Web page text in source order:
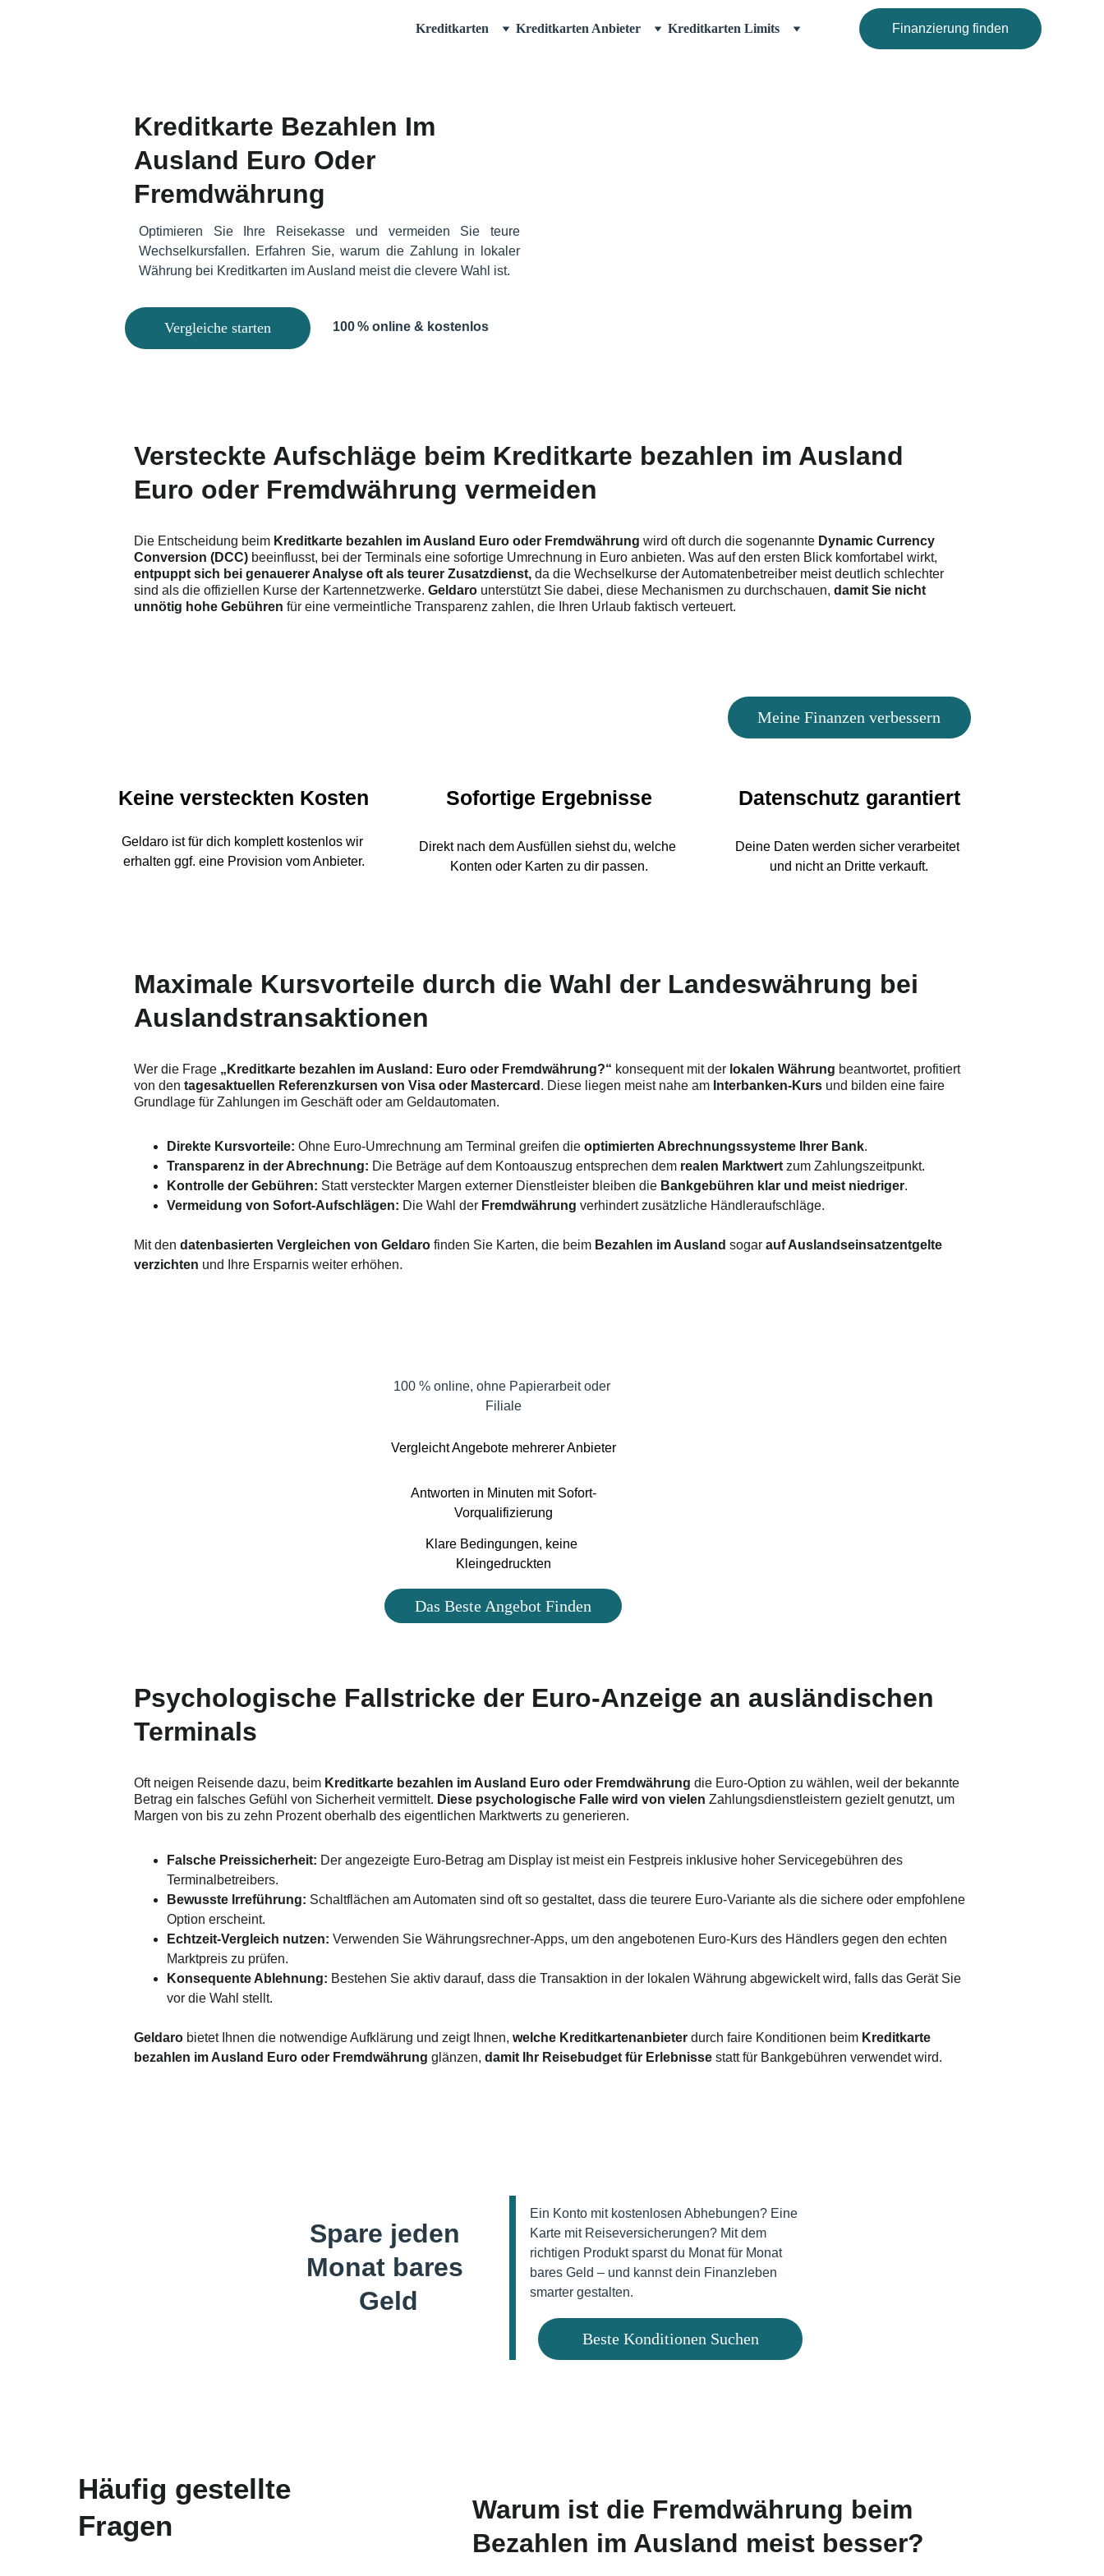
Kreditkarten Kreditkarten Anbieter Kreditkarten Limits Finanzierung finden
Kreditkarte Bezahlen Im
Ausland Euro Oder
Fremdwährung
Optimieren Sie Ihre Reisekasse und vermeiden Sie teure
Wechselkursfallen. Erfahren Sie, warum die Zahlung in lokaler
Währung bei Kreditkarten im Ausland meist die clevere Wahl ist.
Vergleiche starten 100 % online & kostenlos
Versteckte Aufschläge beim Kreditkarte bezahlen im Ausland
Euro oder Fremdwährung vermeiden
Die Entscheidung beim Kreditkarte bezahlen im Ausland Euro oder Fremdwährung wird oft durch die sogenannte Dynamic Currency
Conversion (DCC) beeinflusst, bei der Terminals eine sofortige Umrechnung in Euro anbieten. Was auf den ersten Blick komfortabel wirkt,
entpuppt sich bei genauerer Analyse oft als teurer Zusatzdienst, da die Wechselkurse der Automatenbetreiber meist deutlich schlechter
sind als die offiziellen Kurse der Kartennetzwerke. Geldaro unterstützt Sie dabei, diese Mechanismen zu durchschauen, damit Sie nicht
unnötig hohe Gebühren für eine vermeintliche Transparenz zahlen, die Ihren Urlaub faktisch verteuert.
Keine versteckten Kosten
Geldaro ist für dich komplett kostenlos wir
erhalten ggf. eine Provision vom Anbieter.
Sofortige Ergebnisse
Direkt nach dem Ausfüllen siehst du, welche
Konten oder Karten zu dir passen.
Datenschutz garantiert
Deine Daten werden sicher verarbeitet
und nicht an Dritte verkauft.
Meine Finanzen verbessern
Maximale Kursvorteile durch die Wahl der Landeswährung bei
Auslandstransaktionen
Wer die Frage „Kreditkarte bezahlen im Ausland: Euro oder Fremdwährung?“ konsequent mit der lokalen Währung beantwortet, profitiert
von den tagesaktuellen Referenzkursen von Visa oder Mastercard . Diese liegen meist nahe am Interbanken-Kurs und bilden eine faire
Grundlage für Zahlungen im Geschäft oder am Geldautomaten.
Direkte Kursvorteile: Ohne Euro-Umrechnung am Terminal greifen die optimierten Abrechnungssysteme Ihrer Bank.
Transparenz in der Abrechnung: Die Beträge auf dem Kontoauszug entsprechen dem realen Marktwert zum Zahlungszeitpunkt.
Kontrolle der Gebühren: Statt versteckter Margen externer Dienstleister bleiben die Bankgebühren klar und meist niedriger.
Vermeidung von Sofort-Aufschlägen: Die Wahl der Fremdwährung verhindert zusätzliche Händleraufschläge.
Mit den datenbasierten Vergleichen von Geldaro finden Sie Karten, die beim Bezahlen im Ausland sogar auf Auslandseinsatzentgelte
verzichten und Ihre Ersparnis weiter erhöhen.
100 % online, ohne Papierarbeit oder
Filiale
Vergleicht Angebote mehrerer Anbieter
Antworten in Minuten mit Sofort-
Vorqualifizierung
Klare Bedingungen, keine
Kleingedruckten
Das Beste Angebot Finden
Psychologische Fallstricke der Euro-Anzeige an ausländischen
Terminals
Oft neigen Reisende dazu, beim Kreditkarte bezahlen im Ausland Euro oder Fremdwährung die Euro-Option zu wählen, weil der bekannte
Betrag ein falsches Gefühl von Sicherheit vermittelt. Diese psychologische Falle wird von vielen Zahlungsdienstleistern gezielt genutzt, um
Margen von bis zu zehn Prozent oberhalb des eigentlichen Marktwerts zu generieren.
Falsche Preissicherheit: Der angezeigte Euro-Betrag am Display ist meist ein Festpreis inklusive hoher Servicegebühren des
Terminalbetreibers.
Bewusste Irreführung: Schaltflächen am Automaten sind oft so gestaltet, dass die teurere Euro-Variante als die sichere oder empfohlene
Option erscheint.
Echtzeit-Vergleich nutzen: Verwenden Sie Währungsrechner-Apps, um den angebotenen Euro-Kurs des Händlers gegen den echten
Marktpreis zu prüfen.
Konsequente Ablehnung: Bestehen Sie aktiv darauf, dass die Transaktion in der lokalen Währung abgewickelt wird, falls das Gerät Sie
vor die Wahl stellt.
Geldaro bietet Ihnen die notwendige Aufklärung und zeigt Ihnen, welche Kreditkartenanbieter durch faire Konditionen beim Kreditkarte
bezahlen im Ausland Euro oder Fremdwährung glänzen, damit Ihr Reisebudget für Erlebnisse statt für Bankgebühren verwendet wird.
Spare jeden
Monat bares
Geld
Ein Konto mit kostenlosen Abhebungen? Eine
Karte mit Reiseversicherungen? Mit dem
richtigen Produkt sparst du Monat für Monat
bares Geld – und kannst dein Finanzleben
smarter gestalten.
Beste Konditionen Suchen
Häufig gestellte
Fragen
Warum ist die Fremdwährung beim
Bezahlen im Ausland meist besser?